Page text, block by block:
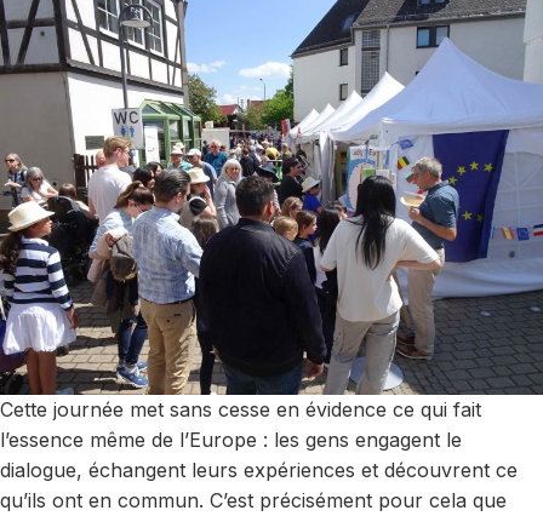
Cette journée met sans cesse en évidence ce qui fait
l’essence même de l’Europe : les gens engagent le
dialogue, échangent leurs expériences et découvrent ce
qu’ils ont en commun. C’est précisément pour cela que